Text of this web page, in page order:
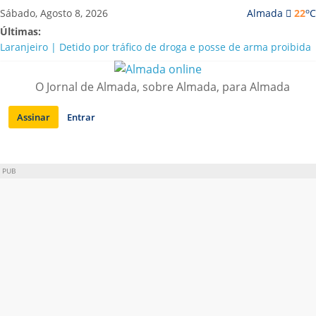
Saltar
para
conteúdo
Almada 22oC
Sábado, Agosto 8, 2026
Últimas:
Laranjeiro | Detido por tráfico de droga e posse de arma proibida
A “crise” da água em Almada: ilações e ensinamentos necessários
Costa da Caparica | Polícia Marítima e ASAE detectam
irregularidades em habitações e restaurantes
APA diz que falta de água em Almada “foi um problema de má
O Jornal de Almada, sobre Almada, para Almada
Assinar Entrar
PUB